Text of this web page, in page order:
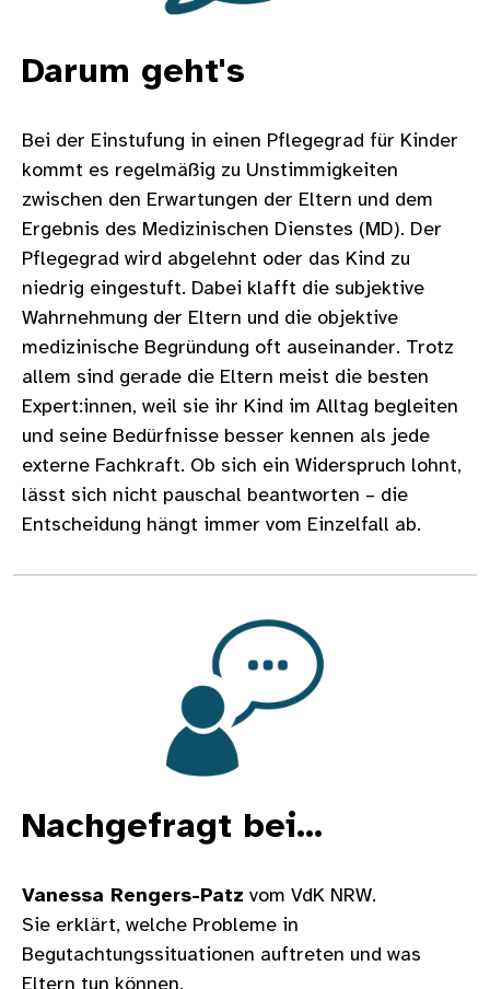
Darum geht's
Bei der Einstufung in einen Pflegegrad für Kinder
kommt es regelmäßig zu Unstimmigkeiten
zwischen den Erwartungen der Eltern und dem
Ergebnis des Medizinischen Dienstes (MD). Der
Pflegegrad wird abgelehnt oder das Kind zu
niedrig eingestuft. Dabei klafft die subjektive
Wahrnehmung der Eltern und die objektive
medizinische Begründung oft auseinander. Trotz
allem sind gerade die Eltern meist die besten
Expert:innen, weil sie ihr Kind im Alltag begleiten
und seine Bedürfnisse besser kennen als jede
externe Fachkraft. Ob sich ein Widerspruch lohnt,
lässt sich nicht pauschal beantworten – die
Entscheidung hängt immer vom Einzelfall ab.
Nachgefragt bei...
Vanessa Rengers-Patz vom VdK NRW.
Sie erklärt, welche Probleme in
Begutachtungssituationen auftreten und was